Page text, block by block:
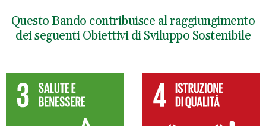
Questo Bando contribuisce al raggiungimento
dei seguenti Obiettivi di Sviluppo Sostenibile